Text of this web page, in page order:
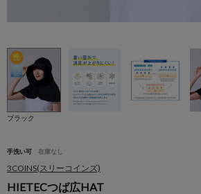
ブラック
手洗い可 在庫なし
3COINS(スリーコインズ)
HIETECつば広HAT